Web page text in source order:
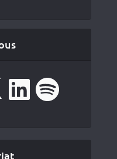
LinkedIn Spotify